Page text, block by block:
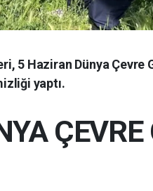
5 Haziran Dünya Çevre
yaptı.
ÇEVRE